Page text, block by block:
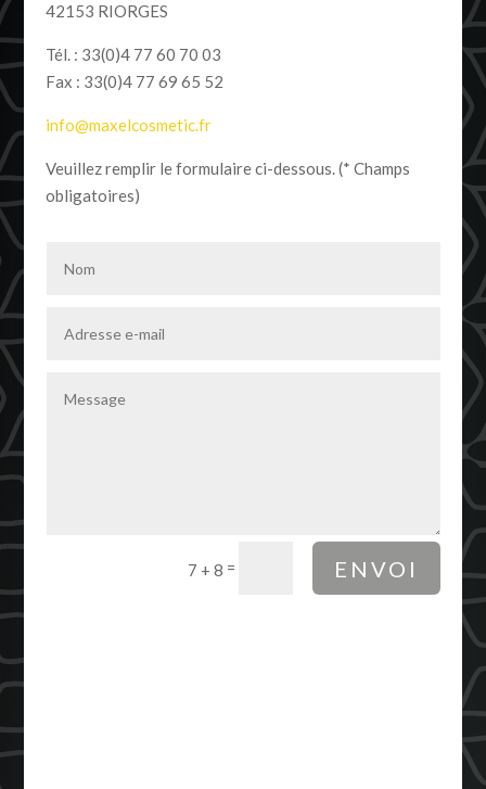
42153 RIORGES
Tél. : 33(0)4 77 60 70 03
Fax : 33(0)4 77 69 65 52
info@maxelcosmetic.fr
Veuillez remplir le formulaire ci-dessous. (* Champs
obligatoires)
7 + 8 = ENVOI